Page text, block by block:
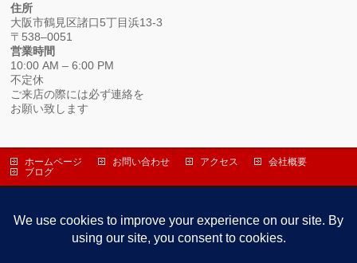
住所
大阪市鶴見区諸口5丁目浜13-3
〒538–0051
営業時間
10:00 AM – 6:00 PM
不定休
ご来店の際には必ず連絡を
お願い致します
ホームページ お問い合わせ アクセス
会社概要
ブログ
〒538-0051 大阪市鶴見区諸口５丁目浜１３－３
TEL 06-6912-1919 / FAX 06-6912-1993